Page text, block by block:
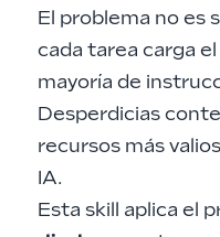
El problema no es
cada tarea carga
mayoría de
Desperdicias
recursos más
IA.
Esta skill aplica el